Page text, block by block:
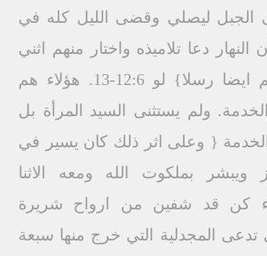
الجبل ليصلي وقضى الليل كله في
النهار دعا تلاميذه واختار منهم اثني
عشر الذين سماهم ايضا رسلا} لو 12:6-13. هؤلاء هم
ولم يستثنى السيد المرأة بل
الخدمة { وعلى اثر ذلك كان يسير في
ويبشر بملكوت الله ومعه الاثنا
كن قد شفين من ارواح شريرة
المجدلية التي خرج منها سبعة